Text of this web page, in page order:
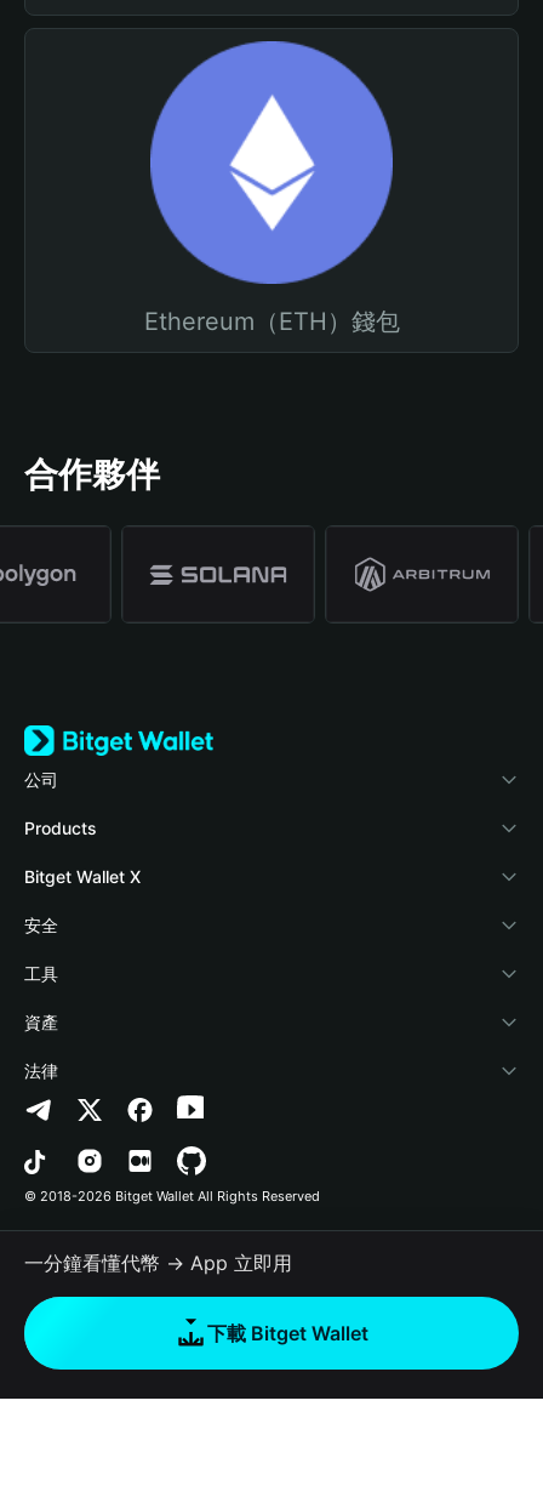
Ethereum（ETH）錢包
合作夥伴
公司
關於 Bitget Wallet
部落格
學院
加密資訊
幫助中心
‌聯繫我們
品牌資源
工作機會
Products
Crypto Card
Stablecoin Earn
Payfi Crypto
Crypto Swap API
Altcoin Season Index
Prediction Markets
DApp
RWA
如何購買加密貨幣
Bitget Wallet X
開發者文件
連接錢包
Bitget Wallet Pay
合作上架
安全
風險保障基金
安全防護技術
工具
快捷買幣
授權檢測
合約檢測
批次轉帳
資產
Arbitrum
Avalanche
Bitcoin
Polygon
法律
隱私協議
用戶使用協議
© 2018-2026 Bitget Wallet All Rights Reserved
一分鐘看懂代幣 → App 立即用
下載 Bitget Wallet